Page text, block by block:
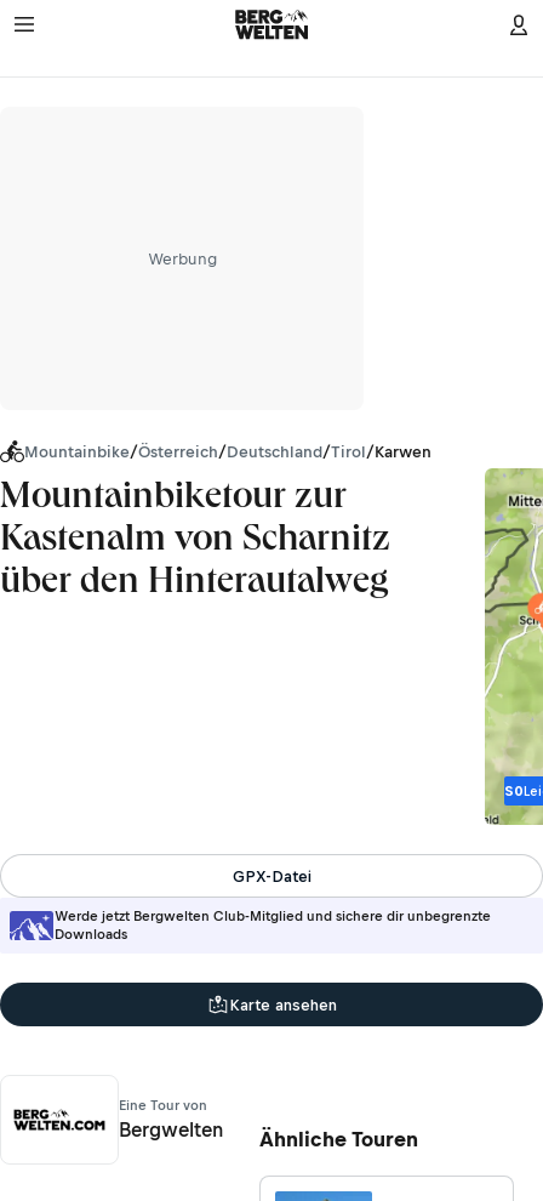
Werbung
Mountainbike/Österreich/Deutschland/Tirol/Karwendel
Mountainbiketour zur
Kastenalm von Scharnitz
über den Hinterautalweg
S0
Werde jetzt Bergwelten Club-Mitglied und sichere dir unbegrenzte
Downloads
GPX-Datei
Karte ansehen
Eine Tour von
Bergwelten Ähnliche Touren